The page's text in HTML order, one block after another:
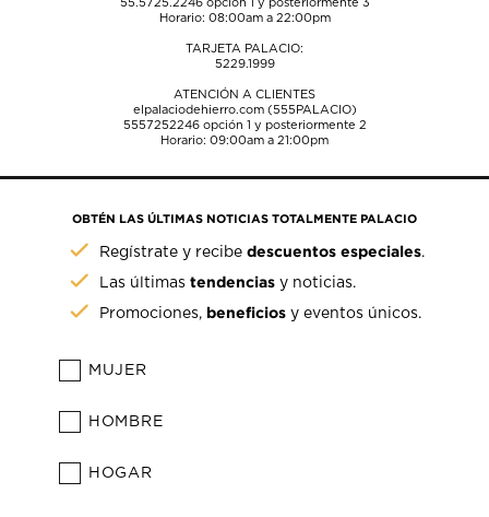
55.5725.2246opción 1 y posteriormente 3
Horario: 08:00am a 22:00pm
TARJETA PALACIO:
5229.1999
ATENCIÓN A CLIENTES
elpalaciodehierro.com (555PALACIO)
5557252246opción 1 y posteriormente 2
Horario: 09:00am a 21:00pm
OBTÉN LAS ÚLTIMAS NOTICIAS TOTALMENTE PALACIO
Regístrate y recibedescuentos especiales.
Las últimastendencias y noticias.
Promociones, beneficios y eventos únicos.
MUJER
HOMBRE
HOGAR